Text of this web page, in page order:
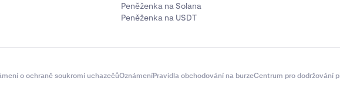
Peněženka na Solana
Peněženka na USDT
o ochraně soukromí uchazečůOznámeníPravidla obchodování na burzeCentrum pro dodržování